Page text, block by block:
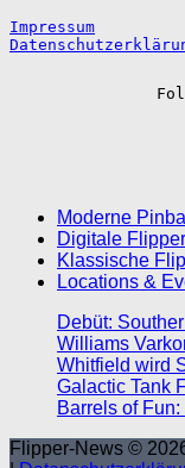
Impressum
Moderne
Digitale
Klassische
Locations &
Debüt:
Williams
Whitfield wird
Galactic Tank
Barrels of
Flipper-News ©